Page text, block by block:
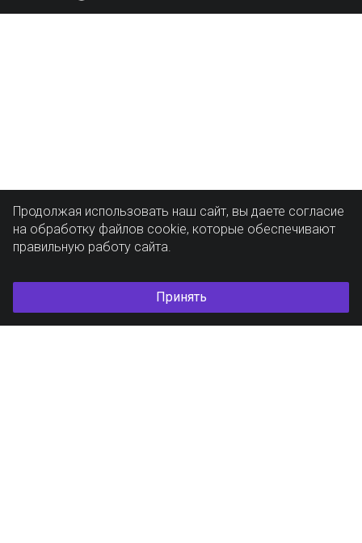
Продолжая использовать наш сайт, вы даете согласие
на обработку файлов cookie, которые обеспечивают
правильную работу сайта.
Принять